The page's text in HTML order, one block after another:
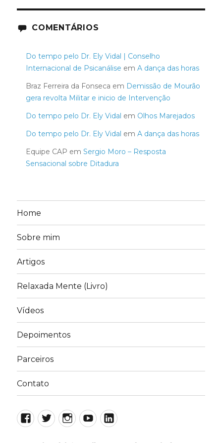
COMENTÁRIOS
Do tempo pelo Dr. Ely Vidal | Conselho
Internacional de Psicanálise em A dança das horas
Braz Ferreira da Fonseca em Demissão de Mourão
gera revolta Militar e inicio de Intervenção
Do tempo pelo Dr. Ely Vidal em Olhos Marejados
Do tempo pelo Dr. Ely Vidal em A dança das horas
Equipe CAP em Sergio Moro – Resposta
Sensacional sobre Ditadura
Home
Sobre mim
Artigos
Relaxada Mente (Livro)
Vídeos
Depoimentos
Parceiros
Contato
Facebook
TwitterInstagram
YouTubeLinkedIn